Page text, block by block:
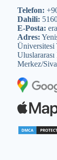
Telefon:
Dahili:
E-Posta:
Adres:
Üniversitesi
Merkez/